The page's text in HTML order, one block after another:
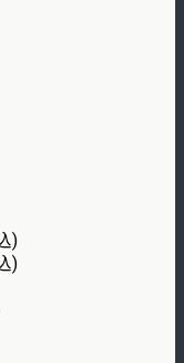
)
)